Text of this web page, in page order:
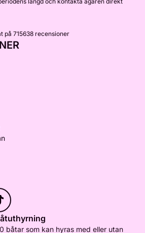
på 715638 recensioner
båtar som kan hyras med eller utan